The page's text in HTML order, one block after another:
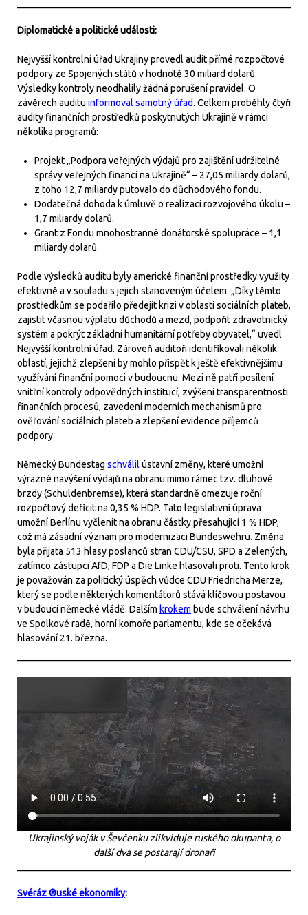
Diplomatické a politické události:
Nejvyšší kontrolní úřad Ukrajiny provedl audit přímé rozpočtové
podpory ze Spojených států v hodnotě 30 miliard dolarů.
Výsledky kontroly neodhalily žádná porušení pravidel. O
závěrech auditu informoval samotný úřad. Celkem proběhly čtyři
audity finančních prostředků poskytnutých Ukrajině v rámci
několika programů:
Projekt „Podpora veřejných výdajů pro zajištění udržitelné
správy veřejných financí na Ukrajině“ – 27,05 miliardy dolarů,
z toho 12,7 miliardy putovalo do důchodového fondu.
Dodatečná dohoda k úmluvě o realizaci rozvojového úkolu –
1,7 miliardy dolarů.
Grant z Fondu mnohostranné donátorské spolupráce – 1,1
miliardy dolarů.
Podle výsledků auditu byly americké finanční prostředky využity
efektivně a v souladu s jejich stanoveným účelem. „Díky těmto
prostředkům se podařilo předejít krizi v oblasti sociálních plateb,
zajistit včasnou výplatu důchodů a mezd, podpořit zdravotnický
systém a pokrýt základní humanitární potřeby obyvatel,“ uvedl
Nejvyšší kontrolní úřad. Zároveň auditoři identifikovali několik
oblastí, jejichž zlepšení by mohlo přispět k ještě efektivnějšímu
využívání finanční pomoci v budoucnu. Mezi ně patří posílení
vnitřní kontroly odpovědných institucí, zvýšení transparentnosti
finančních procesů, zavedení moderních mechanismů pro
ověřování sociálních plateb a zlepšení evidence příjemců
podpory.
Německý Bundestag schválil ústavní změny, které umožní
výrazné navýšení výdajů na obranu mimo rámec tzv. dluhové
brzdy (Schuldenbremse), která standardně omezuje roční
rozpočtový deficit na 0,35 % HDP. Tato legislativní úprava
umožní Berlínu vyčlenit na obranu částky přesahující 1 % HDP,
což má zásadní význam pro modernizaci Bundeswehru. Změna
byla přijata 513 hlasy poslanců stran CDU/CSU, SPD a Zelených,
zatímco zástupci AfD, FDP a Die Linke hlasovali proti. Tento krok
je považován za politický úspěch vůdce CDU Friedricha Merze,
který se podle některých komentátorů stává klíčovou postavou
v budoucí německé vládě. Dalším krokem bude schválení návrhu
ve Spolkové radě, horní komoře parlamentu, kde se očekává
hlasování 21. března.
Ukrajinský voják v Ševčenku zlikviduje ruského okupanta, o
další dva se postarají dronaři
Svéráz ®uské ekonomiky: